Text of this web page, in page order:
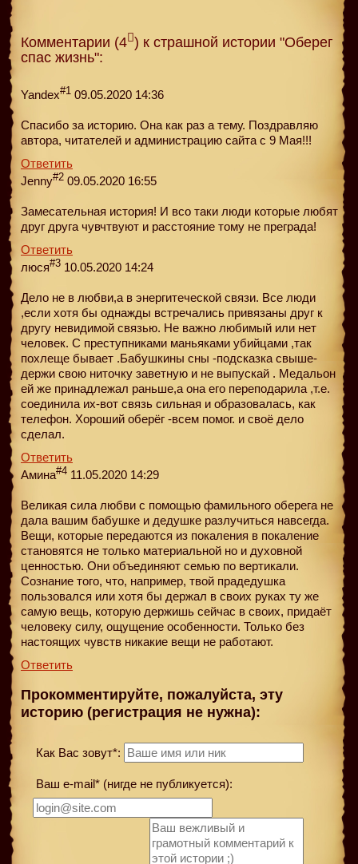
Комментарии (4 ) к страшной истории "Оберег
спас жизнь":
Yandex#1 09.05.2020 14:36
Спасибо за историю. Она как раз а тему. Поздравляю
автора, читателей и администрацию сайта с 9 Мая!!!
Ответить
Jenny#2 09.05.2020 16:55
Замесательная история! И всо таки люди которые любят
друг друга чувчтвуют и расстояние тому не преграда!
Ответить
люся#3 10.05.2020 14:24
Дело не в любви,а в энергитеческой связи. Все люди
,если хотя бы однажды встречались привязаны друг к
другу невидимой связью. Не важно любимый или нет
человек. С преступниками маньяками убийцами ,так
похлеще бывает .Бабушкины сны -подсказка свыше-
держи свою ниточку заветную и не выпускай . Медальон
ей же принадлежал раньше,а она его переподарила ,т.е.
соединила их-вот связь сильная и образовалась, как
телефон. Хороший оберёг -всем помог. и своё дело
сделал.
Ответить
Амина#4 11.05.2020 14:29
Великая сила любви с помощью фамильного оберега не
дала вашим бабушке и дедушке разлучиться навсегда.
Вещи, которые передаются из покаления в покаление
становятся не только материальной но и духовной
ценностью. Они объединяют семью по вертикали.
Сознание того, что, например, твой прадедушка
пользовался или хотя бы держал в своих руках ту же
самую вещь, которую держишь сейчас в своих, придаёт
человеку силу, ощущение особенности. Только без
настоящих чувств никакие вещи не работают.
Ответить
Прокомментируйте, пожалуйста, эту
историю (регистрация не нужна):
Как Вас зовут*:
Ваш e-mail* (нигде не публикуется):